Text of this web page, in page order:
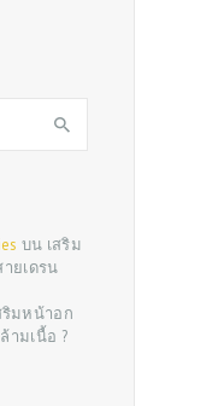
บน เสริม
ยเดรน
ริมหน้าอก
ามเนื้อ ?